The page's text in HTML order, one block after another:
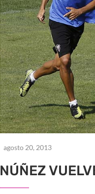
agosto 20, 2013
NÚÑEZ